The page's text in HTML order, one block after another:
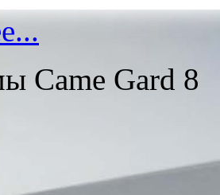
Came Gard 8